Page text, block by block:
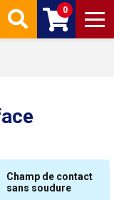
0
Champ de contact
sans soudure